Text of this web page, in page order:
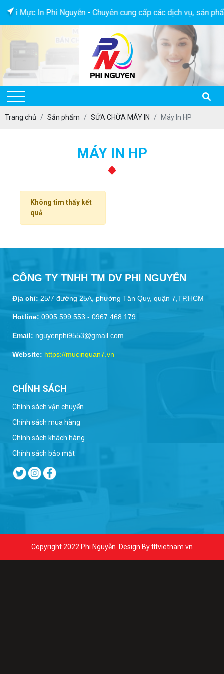
Mực In Phi Nguyễn - Chuyên cung cấp các dịch vụ, sản
Trang chủ Sản phẩm SỬA CHỮA MÁY IN Máy In HP
MÁY IN HP
Không tìm thấy kết
quả
CÔNG TY TNHH TM DV PHI NGUYỄN
Địa chỉ: 25/7 đường 25A, phường Tân Quy, quận 7,TP.HCM
Hotline: 0905.599.553 - 0967.468.179
Email: nguyenphi9553@gmail.com
Website: https://mucinquan7.vn
CHÍNH SÁCH
Chính sách vận chuyển
Chính sách mua hàng
Chính sách khách hàng
Chính sách bảo mật
Copyright 2022 Phi Nguyễn .Design By tltvietnam.vn